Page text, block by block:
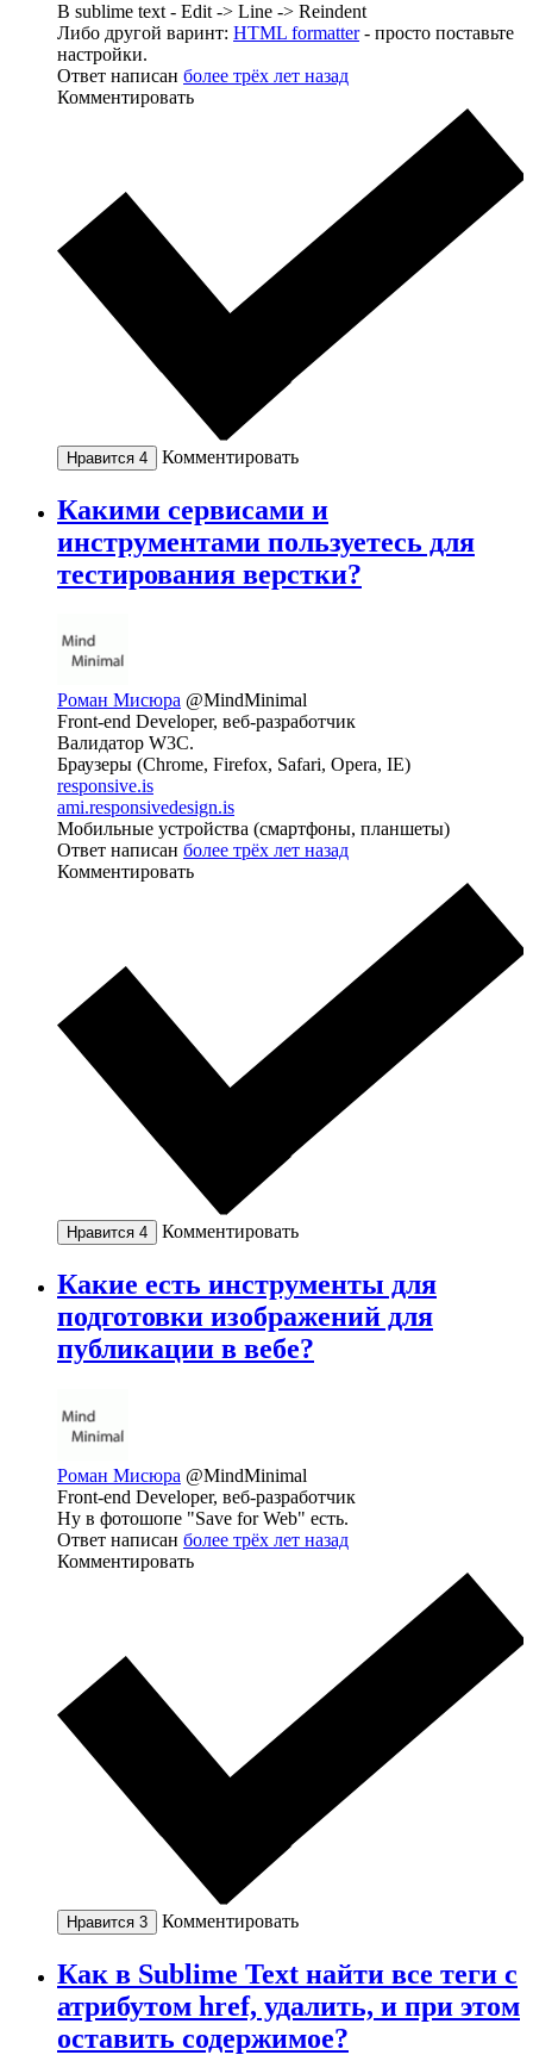
В sublime text - Edit -> Line -> Reindent
Либо другой варинт: HTML formatter- просто поставьте
настройки.
Ответ написан более трёх лет назад
Комментировать
Нравится 4 Комментировать
Какими сервисами и
инструментами пользуетесь для
тестирования верстки?
Роман Мисюра @MindMinimal
Front-end Developer, веб-разработчик
Валидатор W3C.
Браузеры (Сhrome, Firefox, Safari, Opera, IE)
responsive.is
ami.responsivedesign.is
Мобильные устройства (смартфоны, планшеты)
Ответ написан более трёх лет назад
Комментировать
Нравится 4 Комментировать
Какие есть инструменты для
подготовки изображений для
публикации в вебе?
Роман Мисюра @MindMinimal
Front-end Developer, веб-разработчик
Ну в фотошопе "Save for Web" есть.
Ответ написан более трёх лет назад
Комментировать
Нравится 3 Комментировать
Как в Sublime Text найти все теги с
атрибутом href, удалить, и при этом
оставить содержимое?